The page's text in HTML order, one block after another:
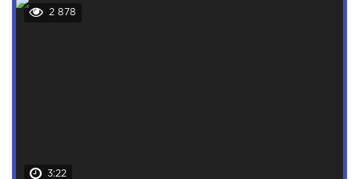
2 878
3:22